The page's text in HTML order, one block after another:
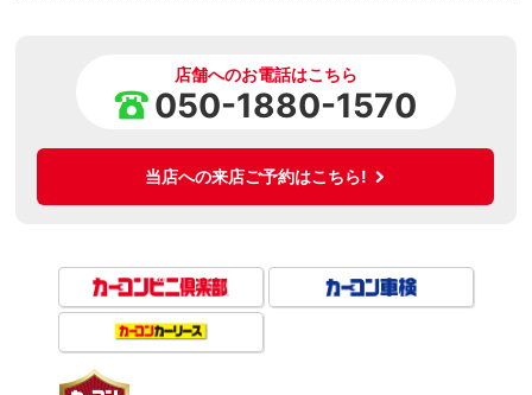
店舗へのお電話はこちら
050-1880-1570
当店への来店ご予約はこちら!